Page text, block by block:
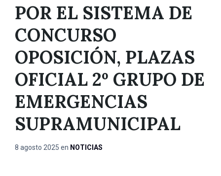
POR EL SISTEMA DE
CONCURSO
OPOSICIÓN, PLAZAS
OFICIAL 2º GRUPO DE
EMERGENCIAS
SUPRAMUNICIPAL
8 agosto 2025 en NOTICIAS